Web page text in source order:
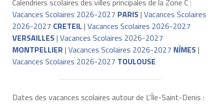
Vacances Scolaires 2026-2027 PARIS| Vacances Scolaires
2026-2027 CRETEIL | Vacances Scolaires 2026-2027
VERSAILLES| Vacances Scolaires 2026-2027
MONTPELLIER | Vacances Scolaires 2026-2027 NÎMES|
Vacances Scolaires 2026-2027 TOULOUSE
Dates des vacances scolaires autour de L'Île-Saint-Denis :